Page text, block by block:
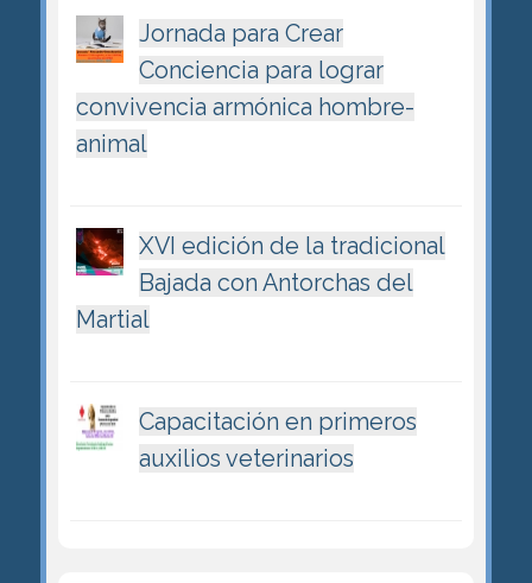
Jornada para Crear
Conciencia para lograr
convivencia armónica hombre-
animal
XVI edición de la tradicional
Bajada con Antorchas del
Martial
Capacitación en primeros
auxilios veterinarios